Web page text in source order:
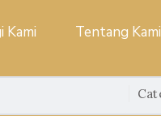
Kami Tentang Kami